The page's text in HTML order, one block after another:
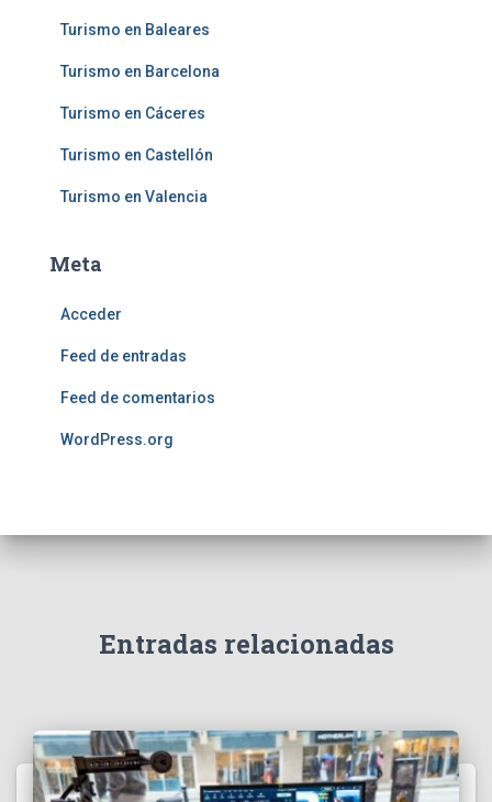
Turismo en Baleares
Turismo en Barcelona
Turismo en Cáceres
Turismo en Castellón
Turismo en Valencia
Meta
Acceder
Feed de entradas
Feed de comentarios
WordPress.org
Entradas relacionadas